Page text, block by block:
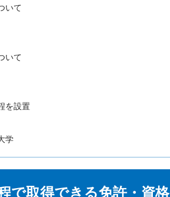
いて
いて
を設置
学
で取得できる免許・資格